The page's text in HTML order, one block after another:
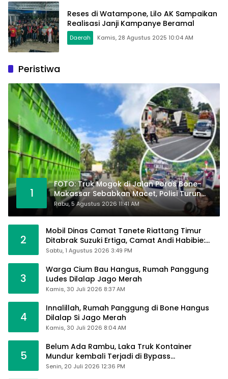
Reses di Watampone, Lilo AK Sampaikan
Realisasi Janji Kampanye Beramal
Daerah Kamis, 28 Agustus 2025 10:04 AM
Peristiwa
1
FOTO: Truk Mogok di Jalan Poros Bone-
Makassar Sebabkan Macet, Polisi Turun
Tangan
Rabu, 5 Agustus 2026 11:41 AM
2
Mobil Dinas Camat Tanete Riattang Timur
Ditabrak Suzuki Ertiga, Camat Andi Habibie:
Alhamdulillah Saya Baik-Baik Saja
Sabtu, 1 Agustus 2026 3:49 PM
3
Warga Cium Bau Hangus, Rumah Panggung
Ludes Dilalap Jago Merah
Kamis, 30 Juli 2026 8:37 AM
4
Innalillah, Rumah Panggung di Bone Hangus
Dilalap Si Jago Merah
Kamis, 30 Juli 2026 8:04 AM
5
Belum Ada Rambu, Laka Truk Kontainer
Mundur kembali Terjadi di Bypass
Sumpallabbu
Senin, 20 Juli 2026 12:36 PM